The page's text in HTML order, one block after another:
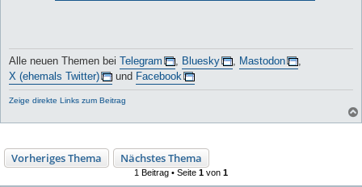
Alle neuen Themen bei Telegram , Bluesky , Mastodon
,
X (ehemals Twitter)
und Facebook
Zeige direkte Links zum Beitrag
Vorheriges Thema Nächstes Thema
1 Beitrag • Seite 1 von 1